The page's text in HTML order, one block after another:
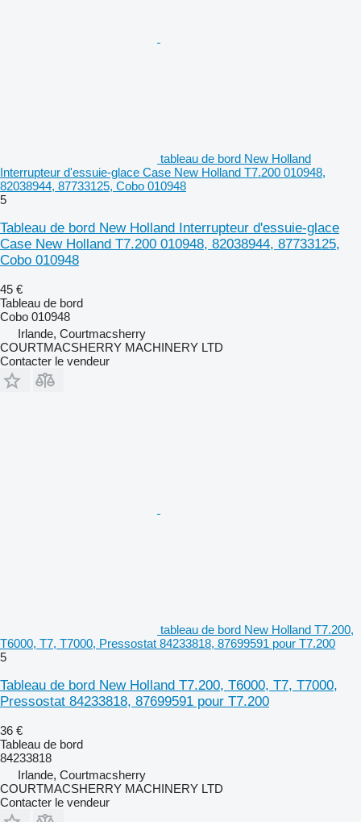
tableau de bord New Holland
Interrupteur d'essuie-glace Case New Holland T7.200 010948,
82038944, 87733125, Cobo 010948
5
Tableau de bord New Holland Interrupteur d'essuie-glace
Case New Holland T7.200 010948, 82038944, 87733125,
Cobo 010948
45 €
Tableau de bord
Cobo 010948
Irlande, Courtmacsherry
COURTMACSHERRY MACHINERY LTD
Contacter le vendeur
tableau de bord New Holland T7.200,
T6000, T7, T7000, Pressostat 84233818, 87699591 pour T7.200
5
Tableau de bord New Holland T7.200, T6000, T7, T7000,
Pressostat 84233818, 87699591 pour T7.200
36 €
Tableau de bord
84233818
Irlande, Courtmacsherry
COURTMACSHERRY MACHINERY LTD
Contacter le vendeur